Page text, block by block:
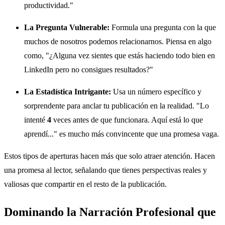
productividad."
La Pregunta Vulnerable: Formula una pregunta con la que
muchos de nosotros podemos relacionarnos. Piensa en algo
como, "¿Alguna vez sientes que estás haciendo todo bien en
LinkedIn pero no consigues resultados?"
La Estadística Intrigante: Usa un número específico y
sorprendente para anclar tu publicación en la realidad. "Lo
intenté 4 veces antes de que funcionara. Aquí está lo que
aprendí..." es mucho más convincente que una promesa vaga.
Estos tipos de aperturas hacen más que solo atraer atención. Hacen
una promesa al lector, señalando que tienes perspectivas reales y
valiosas que compartir en el resto de la publicación.
Dominando la Narración Profesional que